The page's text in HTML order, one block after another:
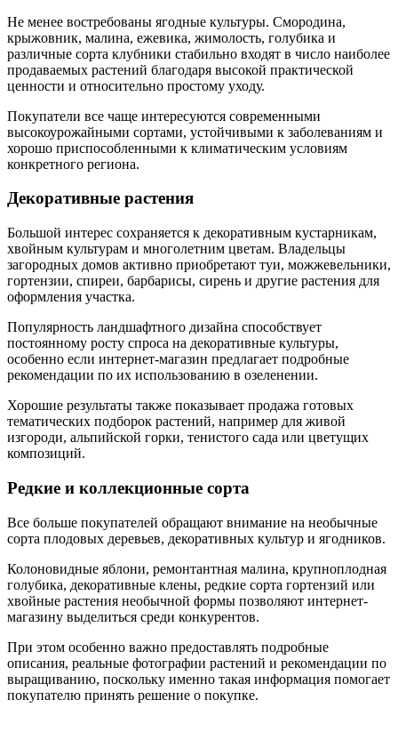
Не менее востребованы ягодные культуры. Смородина,
крыжовник, малина, ежевика, жимолость, голубика и
различные сорта клубники стабильно входят в число наиболее
продаваемых растений благодаря высокой практической
ценности и относительно простому уходу.
Покупатели все чаще интересуются современными
высокоурожайными сортами, устойчивыми к заболеваниям и
хорошо приспособленными к климатическим условиям
конкретного региона.
Декоративные растения
Большой интерес сохраняется к декоративным кустарникам,
хвойным культурам и многолетним цветам. Владельцы
загородных домов активно приобретают туи, можжевельники,
гортензии, спиреи, барбарисы, сирень и другие растения для
оформления участка.
Популярность ландшафтного дизайна способствует
постоянному росту спроса на декоративные культуры,
особенно если интернет-магазин предлагает подробные
рекомендации по их использованию в озеленении.
Хорошие результаты также показывает продажа готовых
тематических подборок растений, например для живой
изгороди, альпийской горки, тенистого сада или цветущих
композиций.
Редкие и коллекционные сорта
Все больше покупателей обращают внимание на необычные
сорта плодовых деревьев, декоративных культур и ягодников.
Колоновидные яблони, ремонтантная малина, крупноплодная
голубика, декоративные клены, редкие сорта гортензий или
хвойные растения необычной формы позволяют интернет-
магазину выделиться среди конкурентов.
При этом особенно важно предоставлять подробные
описания, реальные фотографии растений и рекомендации по
выращиванию, поскольку именно такая информация помогает
покупателю принять решение о покупке.